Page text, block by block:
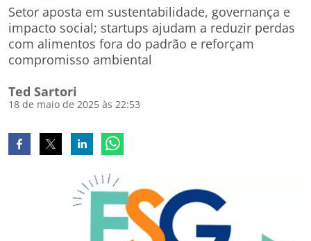
Setor aposta em sustentabilidade, governança e
impacto social; startups ajudam a reduzir perdas
com alimentos fora do padrão e reforçam
compromisso ambiental
Ted Sartori
18 de maio de 2025 às 22:53